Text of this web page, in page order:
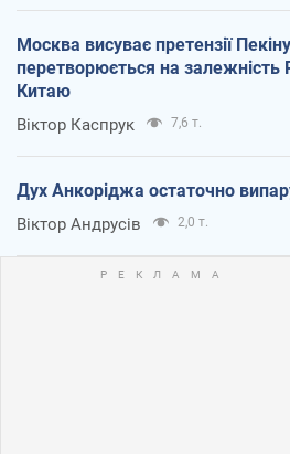
Москва висуває претензії
перетворюється на залежність
Китаю
Віктор Каспрук 7,6 т.
Дух Анкоріджа остаточно
Віктор Андрусів 2,0 т.